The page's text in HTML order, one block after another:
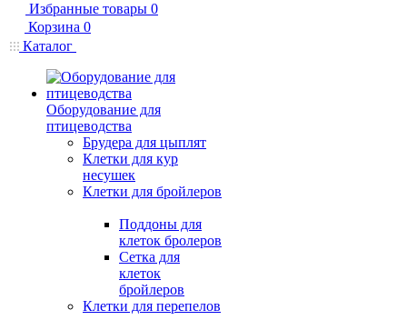
Избранные товары 0
Корзина 0
Каталог
Оборудование для
птицеводства
Брудера для цыплят
Клетки для кур
несушек
Клетки для бройлеров
Поддоны для
клеток бролеров
Сетка для
клеток
бройлеров
Клетки для перепелов